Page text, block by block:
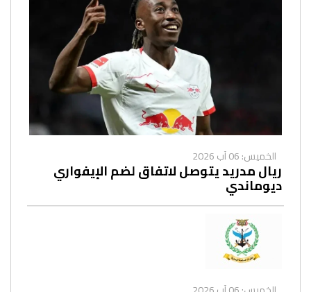
الخميس: 06 آب 2026
ريال مدريد يتوصل لاتفاق لضم الإيفواري
ديوماندي